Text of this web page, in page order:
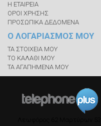
Η ΕΤΑΙΡΕΙΑ
ΟΡΟΙ ΧΡΗΣΗΣ
ΠΡΟΣΩΠΙΚΑ ΔΕΔΟΜΕΝΑ
Ο ΛΟΓΑΡΙΑΣΜΟΣ ΜΟΥ
ΤΑ ΣΤΟΙΧΕΙΑ ΜΟΥ
ΤΟ ΚΑΛΑΘΙ ΜΟΥ
ΤΑ ΑΓΑΠΗΜΕΝΑ ΜΟΥ